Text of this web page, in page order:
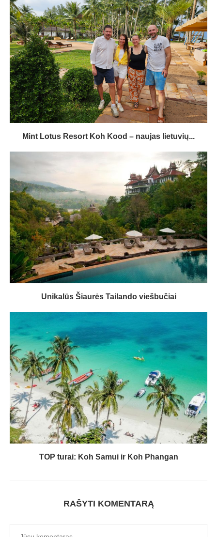
Mint Lotus Resort Koh Kood – naujas lietuvių...
Unikalūs Šiaurės Tailando viešbučiai
TOP turai: Koh Samui ir Koh Phangan
RAŠYTI KOMENTARĄ